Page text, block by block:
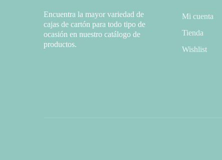
Encuentra la mayor variedad de
cajas de cartón para todo tipo de
ocasión en nuestro catálogo de
productos.
Mi cuenta
Tienda
Wishlist